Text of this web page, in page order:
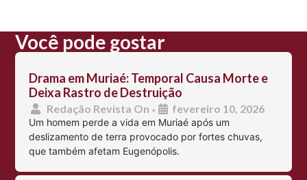
Você pode gostar
Drama em Muriaé: Temporal Causa Morte e
Deixa Rastro de Destruição
Redação Revista On • fevereiro 10, 2026
Um homem perde a vida em Muriaé após um
deslizamento de terra provocado por fortes chuvas,
que também afetam Eugenópolis.